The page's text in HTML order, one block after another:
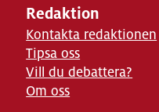
Redaktion
Kontakta redaktionen
Tipsa oss
Vill du debattera?
Om oss